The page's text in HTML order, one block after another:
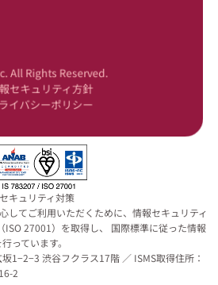
All Rights Reserved.
セキュリティ方針
イバシーポリシー
キュリティ対策
してご利用いただくために、情報セキュリティ
ISO 27001）を取得し、 国際標準に従った情報
っています。
1−2−3 渋谷フクラス17階 ／ ISMS取得住所：
2